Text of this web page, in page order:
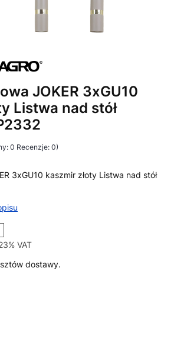
JOKER 3xGU10
Listwa nad stół
0 Recenzje: 0)
3xGU10 kaszmir złoty Listwa nad stół
VAT
VAT
dostawy.